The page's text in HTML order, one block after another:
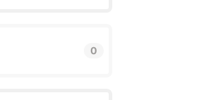
0